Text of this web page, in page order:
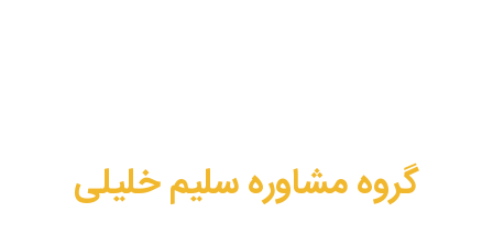
گروه مشاوره سلیم خلیلی